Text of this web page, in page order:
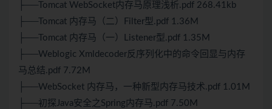
├──Tomcat WebSocket内存马原理浅析.pdf 268.41kb
├──Tomcat 内存马（二）Filter型.pdf 1.36M
├──Tomcat 内存马（一）Listener型.pdf 1.35M
├──Weblogic Xmldecoder反序列化中的命令回显与内存
马总结.pdf 7.72M
├──WebSocket 内存马，一种新型内存马技术.pdf 1.01M
├──初探Java安全之Spring内存马.pdf 7.50M